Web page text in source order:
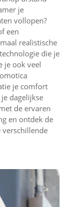
je
vollopen?
een
realistische
die je
je ook veel
je comfort
dagelijkse
de ervaren
en ontdek de